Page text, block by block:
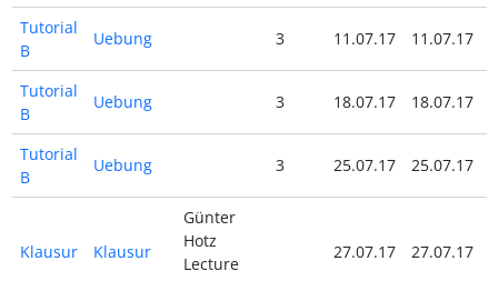
Tutorial
B
Uebung 3 11.07.17 11.07.17
Tutorial
B
Uebung 3 18.07.17 18.07.17
Tutorial
B
Uebung 3 25.07.17 25.07.17
Klausur Klausur
Günter
Hotz
Lecture
27.07.17 27.07.17